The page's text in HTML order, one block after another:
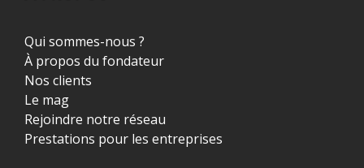
Qui sommes-nous ?
À propos du fondateur
Nos clients
Le mag
Rejoindre notre réseau
Prestations pour les entreprises